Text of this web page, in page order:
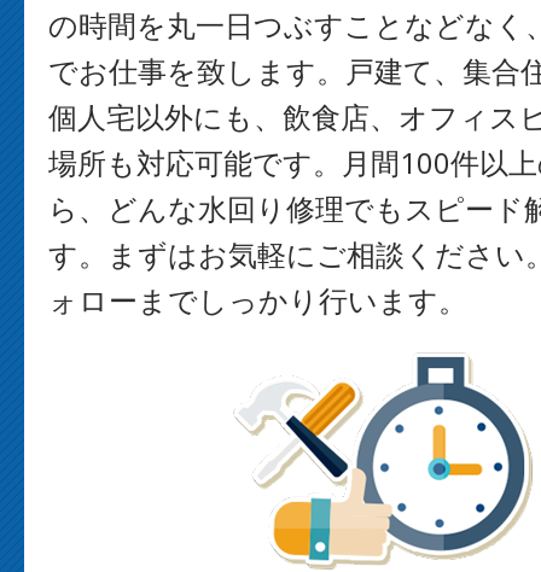
の時間を丸一日つぶすことなどなく
でお仕事を致します。戸建て、集合
個人宅以外にも、飲食店、オフィス
場所も対応可能です。月間100件以
ら、どんな水回り修理でもスピード
す。まずはお気軽にご相談ください
ォローまでしっかり行います。